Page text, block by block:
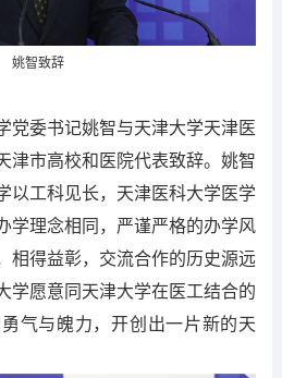
姚智致辞
党委书记姚智与天津大学天津医
津市高校和医院代表致辞。姚智
以工科见长，天津医科大学医学
学理念相同，严谨严格的办学风
相得益彰，交流合作的历史源远
学愿意同天津大学在医工结合的
气与魄力，开创出一片新的天